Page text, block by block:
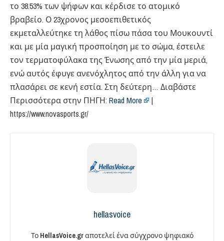
το 38.53% των ψήφων και κέρδισε το ατομικό
βραβείο. Ο 23χρονος μεσοεπιθετικός
εκμεταλλεύτηκε τη λάθος πίσω πάσα του Μουκουντί
και με μία μαγική προσποίηση με το σώμα, έστειλε
τον τερματοφύλακα της Ένωσης από την μία μεριά,
ενώ αυτός έφυγε ανενόχλητος από την άλλη για να
πλασάρει σε κενή εστία. Στη δεύτερη… Διαβάστε
Περισσότερα στην ΠΗΓΗ: Read More
|
https://www.novasports.gr/
hellasvoice
Το HellasVoice.grαποτελεί ένα σύγχρονο ψηφιακό